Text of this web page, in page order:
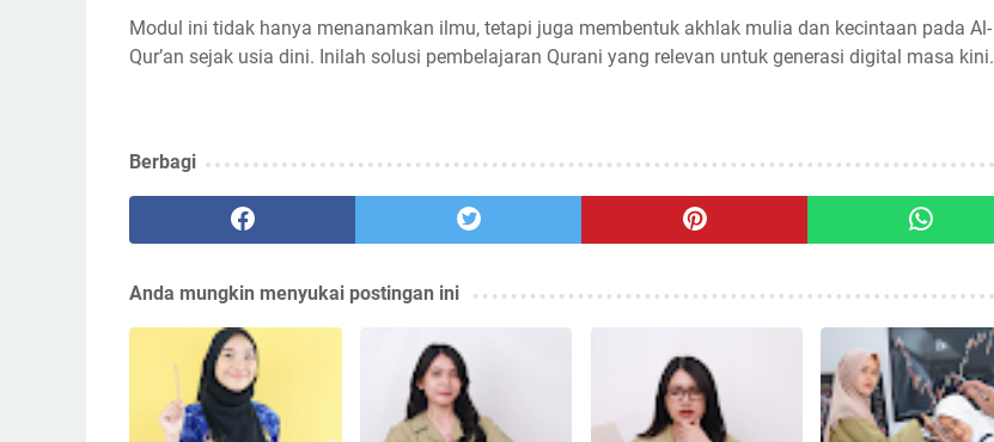
Modul ini tidak hanya menanamkan ilmu, tetapi juga membentuk akhlak mulia dan kecintaan pada Al-
Qur’an sejak usia dini. Inilah solusi pembelajaran Qurani yang relevan untuk generasi digital masa kini.
Berbagi
Anda mungkin menyukai postingan ini